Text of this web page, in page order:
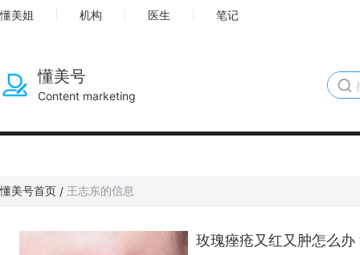
懂美姐 机构 医生 笔记
懂美号
Content marketing
懂美号首页 / 王志东的信息
玫瑰痤疮又红又肿怎么